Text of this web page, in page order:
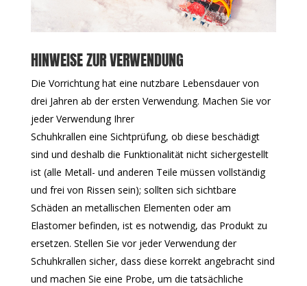
HINWEISE ZUR VERWENDUNG
Die Vorrichtung hat eine nutzbare Lebensdauer von
drei Jahren ab der ersten Verwendung. Machen Sie vor
jeder Verwendung Ihrer
Schuhkrallen eine Sichtprüfung, ob diese beschädigt
sind und deshalb die Funktionalität nicht sichergestellt
ist (alle Metall- und anderen Teile müssen vollständig
und frei von Rissen sein); sollten sich sichtbare
Schäden an metallischen Elementen oder am
Elastomer befinden, ist es notwendig, das Produkt zu
ersetzen. Stellen Sie vor jeder Verwendung der
Schuhkrallen sicher, dass diese korrekt angebracht sind
und machen Sie eine Probe, um die tatsächliche